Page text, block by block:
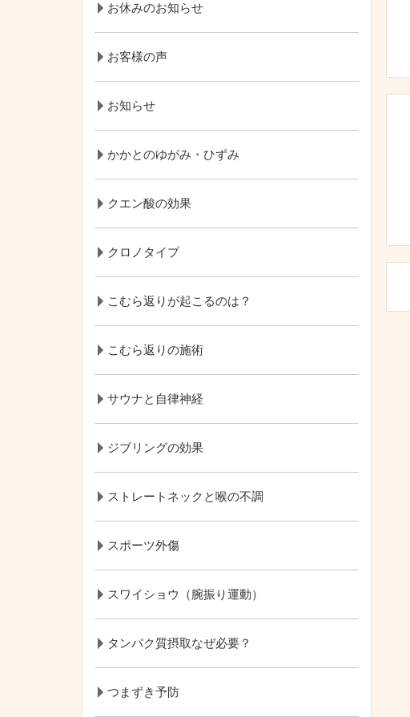
お休みのお知らせ
お客様の声
お知らせ
かかとのゆがみ・ひずみ
クエン酸の効果
クロノタイプ
こむら返りが起こるのは？
こむら返りの施術
サウナと自律神経
ジブリングの効果
ストレートネックと喉の不調
スポーツ外傷
スワイショウ（腕振り運動）
タンパク質摂取なぜ必要？
つまずき予防